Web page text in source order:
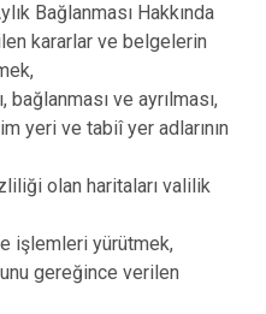
Bağlanması Hakkında
kararlar ve belgelerin
bağlanması ve ayrılması,
yeri ve tabiî yer adlarının
olan haritaları valilik
işlemleri yürütmek,
gereğince verilen